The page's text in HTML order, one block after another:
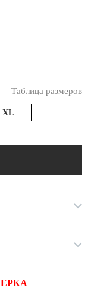
Таблица размеров
XL